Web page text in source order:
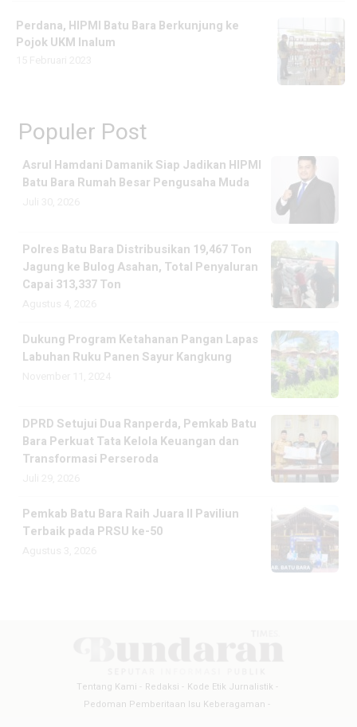
Perdana, HIPMI Batu Bara Berkunjung ke
Pojok UKM Inalum
Populer Post
Asrul Hamdani Damanik Siap Jadikan HIPMI
Batu Bara Rumah Besar Pengusaha Muda
Polres Batu Bara Distribusikan 19,467 Ton
Jagung ke Bulog Asahan, Total Penyaluran
Capai 313,337 Ton
Dukung Program Ketahanan Pangan Lapas
Labuhan Ruku Panen Sayur Kangkung
DPRD Setujui Dua Ranperda, Pemkab Batu
Bara Perkuat Tata Kelola Keuangan dan
Transformasi Perseroda
Pemkab Batu Bara Raih Juara II Paviliun
Terbaik pada PRSU ke-50
Tentang Kami Redaksi
Kode Etik Jurnalistik
Pedoman Pemberitaan Isu Keberagaman